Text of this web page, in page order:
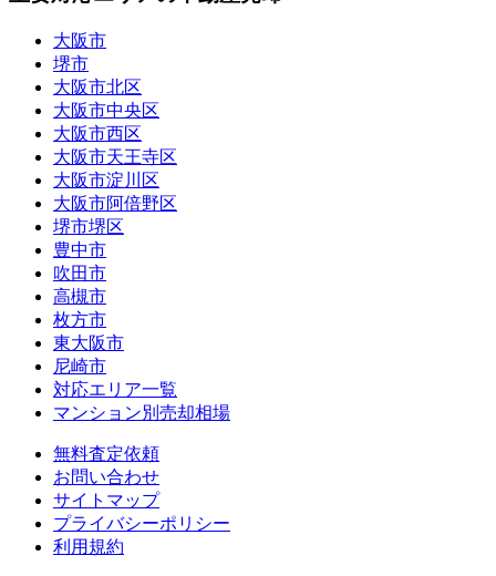
大阪市
堺市
大阪市北区
大阪市中央区
大阪市西区
大阪市天王寺区
大阪市淀川区
大阪市阿倍野区
堺市堺区
豊中市
吹田市
高槻市
枚方市
東大阪市
尼崎市
対応エリア一覧
マンション別売却相場
無料査定依頼
お問い合わせ
サイトマップ
プライバシーポリシー
利用規約